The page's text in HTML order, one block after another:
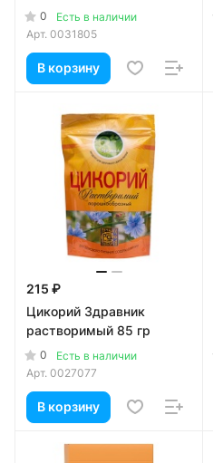
0
Есть в наличии
Арт. 0031805
В корзину
215 ₽
Цикорий Здравник
растворимый 85 гр
0
Есть в наличии
Арт. 0027077
В корзину